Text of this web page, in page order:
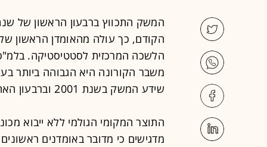
הקודם, כך עולה מהאומדן הראשון
הלשכה המרכזית לסטטיסטיקה.
משבר הקורונה היא הגבוהה ביותר
שידע המשק בשנת 2001 וברבעון האחרון של שנת 2008".
מדגישים כי מדובר באומדנים